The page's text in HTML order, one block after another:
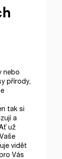
nebo
přírody,
tak si
a
už
vidět
Vás